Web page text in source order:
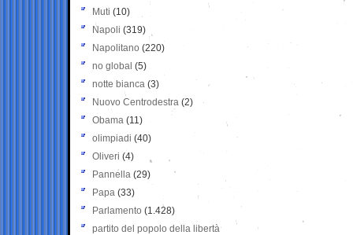
Muti (10)
Napoli (319)
Napolitano (220)
no global (5)
notte bianca (3)
Nuovo Centrodestra (2)
Obama (11)
olimpiadi (40)
Oliveri (4)
Pannella (29)
Papa (33)
Parlamento (1.428)
partito del popolo della libertà